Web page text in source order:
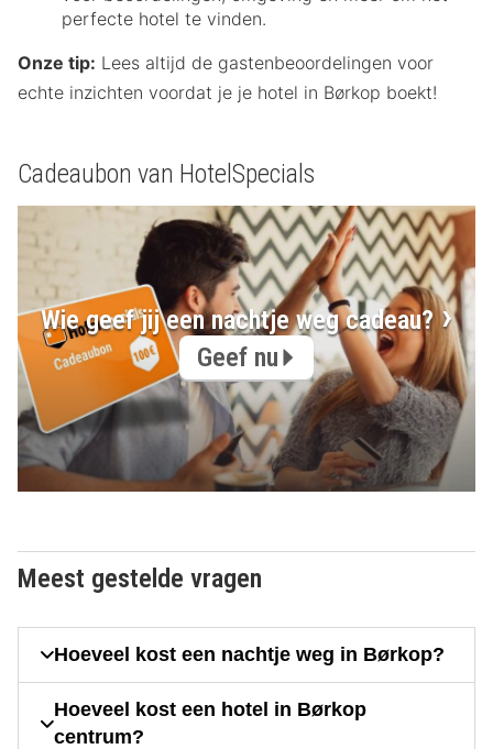
perfecte hotel te vinden.
Onze tip: Lees altijd de gastenbeoordelingen voor
echte inzichten voordat je je hotel in Børkop boekt!
Cadeaubon van HotelSpecials
Wie geef jij een nachtje weg cadeau?
Geef nu
Meest gestelde vragen
Hoeveel kost een nachtje weg in Børkop?
Hoeveel kost een hotel in Børkop
centrum?